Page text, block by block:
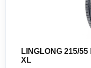
LINGLONG 215/
XL